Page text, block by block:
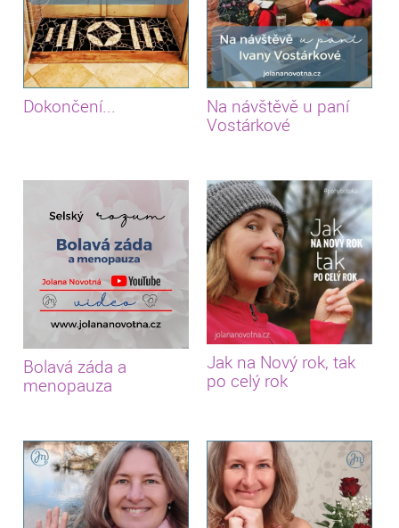
Dokončení...
Na návštěvě u paní
Vostárkové
Bolavá záda a
menopauza
Jak na Nový rok, tak
po celý rok